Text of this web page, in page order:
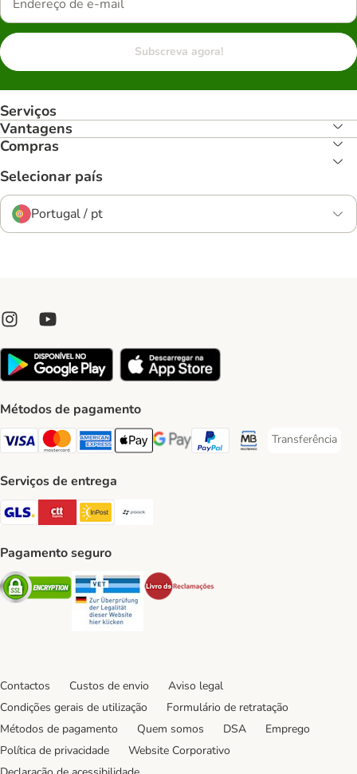
Subscreva agora!
Serviços
Vantagens
Compras
Selecionar país
Portugal / pt
Métodos de pagamento
Visa Payment Method
Mastercard Payment Method
American Express Payment Method
Apple Pay Payment Method
Google Pay Payment Method
PayPal Payment Method
Multibanco Payment
Transferência
Transferência
Serviços de entrega
GLS Shipping Method
CTTExpress Shipping Method
InPost Shipping Method
Pagamento seguro
Security Security
Contactos Custos de envio
Aviso legal
Condições gerais de utilização
Formulário de retratação
Métodos de pagamento
Quem somos DSA
Emprego
Política de privacidade
Website Corporativo